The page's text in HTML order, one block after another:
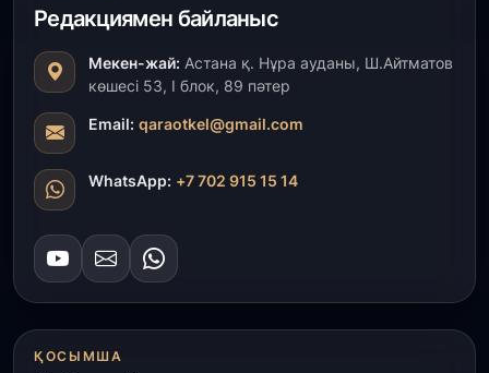
Редакциямен байланыс
Мекен-жай: Астана қ. Нұра ауданы, Ш.Айтматов
көшесі 53, І блок, 89 пәтер
Email: qaraotkel@gmail.com
WhatsApp: +7 702 915 15 14
ҚОСЫМША